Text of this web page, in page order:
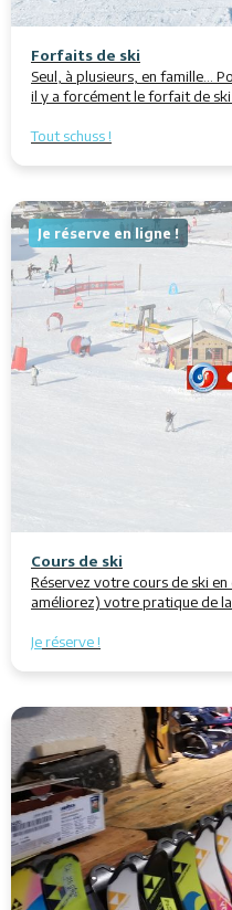
Forfaits de ski
Seul, à plusieurs, en famille...
il y a forcément le forfait de
Tout schuss !
Je réserve en ligne !
Cours de ski
Réservez votre cours de ski
améliorez) votre pratique de la
Je réserve !